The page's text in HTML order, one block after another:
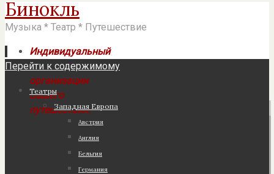
Бинокль
Музыка * Театр * Путешествие
Индивидуальный
подход к
организации
Вашего
путешествия!
Перейти к содержимому
Театры
Западная Европа
Австрия
Англия
Бельгия
Германия